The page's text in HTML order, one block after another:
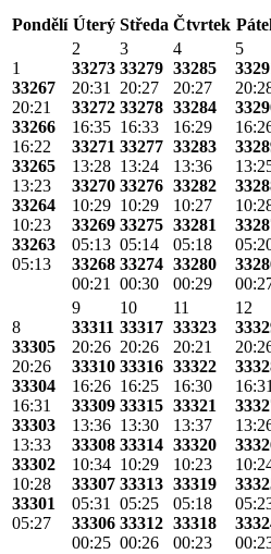
Pondělí Úterý Středa Čtvrtek
1
33267
20:21
33266
16:22
33265
13:23
33264
10:23
33263
05:13
2
33273
20:31
33272
16:35
33271
13:28
33270
10:29
33269
05:13
33268
00:21
3
33279
20:27
33278
16:33
33277
13:24
33276
10:29
33275
05:14
33274
00:30
4
33285
20:27
33284
16:29
33283
13:36
33282
10:27
33281
05:18
33280
00:29
5
8
33305
20:26
33304
16:31
33303
13:33
33302
10:28
33301
05:27
9
33311
20:26
33310
16:26
33309
13:36
33308
10:34
33307
05:31
33306
00:25
10
33317
20:26
33316
16:25
33315
13:30
33314
10:29
33313
05:25
33312
00:26
11
33323
20:21
33322
16:30
33321
13:37
33320
10:23
33319
05:18
33318
00:23
12
16:31